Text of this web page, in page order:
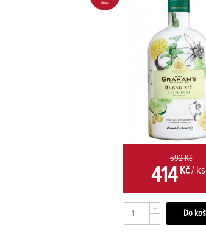
592 Kč
414 Kč/ ks
+
-